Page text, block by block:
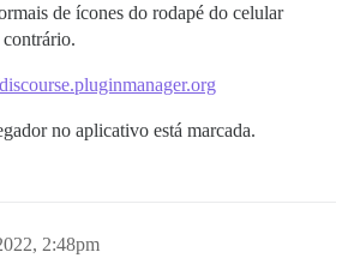
de ícones do rodapé do celular
contrário.
no aplicativo está marcada.
2:48pm